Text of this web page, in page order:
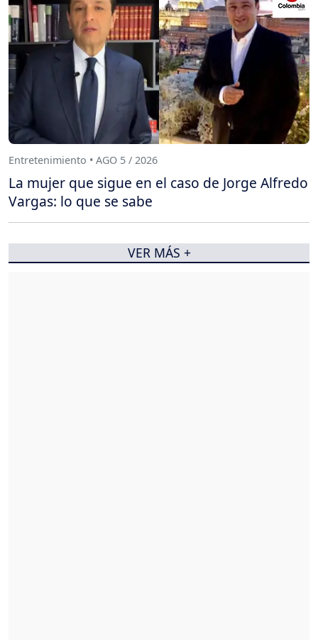
Entretenimiento • AGO 5 / 2026
La mujer que sigue en el caso de Jorge Alfredo
Vargas: lo que se sabe
VER MÁS +